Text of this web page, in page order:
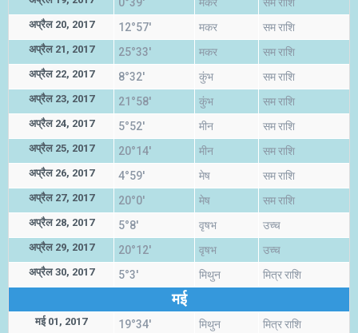
अप्रैल 20, 2017 12°57' मकर सम राशि
अप्रैल 21, 2017 25°33' मकर सम राशि
अप्रैल 22, 2017 8°32' कुंभ सम राशि
अप्रैल 23, 2017 21°58' कुंभ सम राशि
अप्रैल 24, 2017 5°52' मीन सम राशि
अप्रैल 25, 2017 20°14' मीन सम राशि
अप्रैल 26, 2017 4°59' मेष सम राशि
अप्रैल 27, 2017 20°0' मेष सम राशि
अप्रैल 28, 2017 5°8' वृषभ उच्च
अप्रैल 29, 2017 20°12' वृषभ उच्च
अप्रैल 30, 2017 5°3' मिथुन मित्र राशि
मई
मई 01, 2017 19°34' मिथुन मित्र राशि